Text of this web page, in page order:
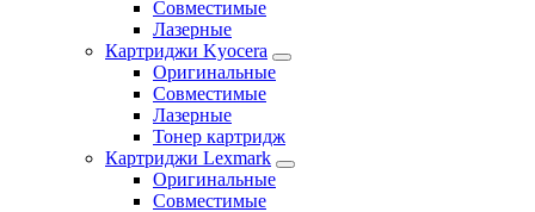
Совместимые
Лазерные
Картриджи Kyocera
Оригинальные
Совместимые
Лазерные
Тонер картридж
Картриджи Lexmark
Оригинальные
Совместимые